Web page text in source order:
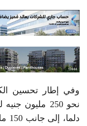
وفي إطار تحسين
نحو 250 مليون